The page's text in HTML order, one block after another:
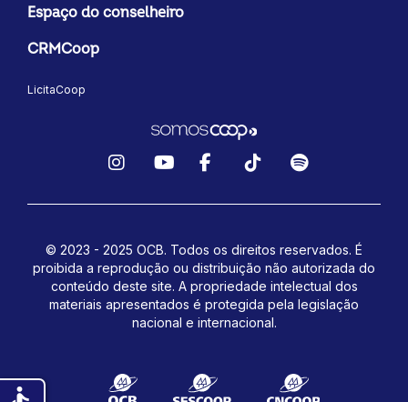
Espaço do conselheiro
CRMCoop
LicitaCoop
© 2023 - 2025 OCB. Todos os direitos reservados. É
proibida a reprodução ou distribuição não autorizada do
conteúdo deste site. A propriedade intelectual dos
materiais apresentados é protegida pela legislação
nacional e internacional.